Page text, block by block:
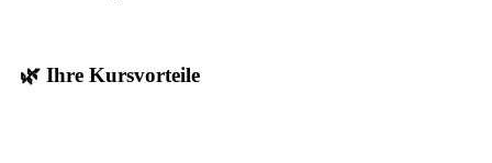
🌿 Ihre Kursvorteile